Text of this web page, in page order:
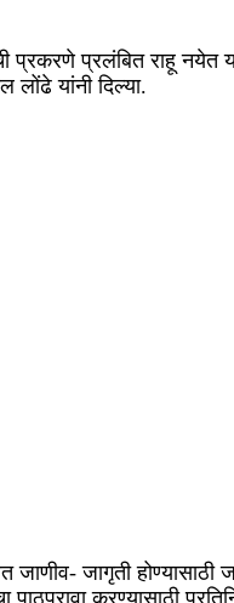
प्रकरणे प्रलंबित राहू
यांनी दिल्या.
जागृती होण्यासाठी
करण्यासाठी